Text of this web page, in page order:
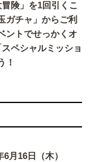
険」を1回引くこ
ガチャ」からご利
ントでせっかくオ
ペシャルミッショ
！
月16日（木）